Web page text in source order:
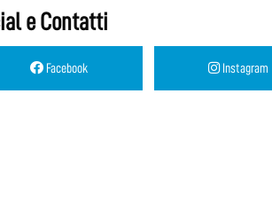
e Contatti
Facebook Instagram